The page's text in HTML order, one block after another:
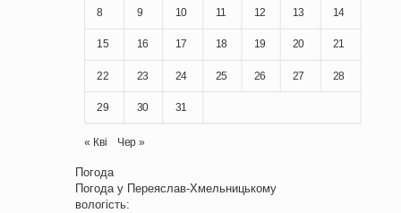
8 9 10 11 12 13 14
15 16 17 18 19 20 21
22 23 24 25 26 27 28
29 30 31
« Кві Чер »
Погода
Погода у Переяслав-Хмельницькому
вологість: